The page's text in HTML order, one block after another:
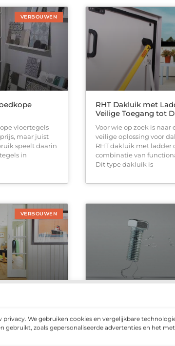
privacy. We gebruiken cookies en vergelijkbare
gebruikt, zoals gepersonaliseerde advertenties en het
VERBOUWEN
vloertegels
maar juist
speelt daarin
in
RHT Dakluik met
Veilige Toegang tot
Voor wie op zoek is
veilige oplossing voor
RHT dakluik met ladder
combinatie van
Dit type dakluik is
VERBOUWEN
vloeren
kiest voor een
vraagt.
vloeren
Waar let je op bij
Een schroefanker is een
bevestigingsmiddel in